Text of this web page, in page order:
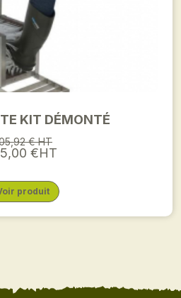
KIT DÉMONTÉ
€ HT
€HT
produit